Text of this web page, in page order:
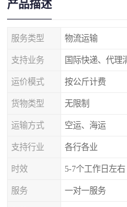
产品描述
服务类型 物流运输
支持业务
运价模式 按公斤计费
货物类型 无限制
运输方式 空运、海运
支持行业 各行各业
时效 5-7个工作日左右
服务 一对一服务